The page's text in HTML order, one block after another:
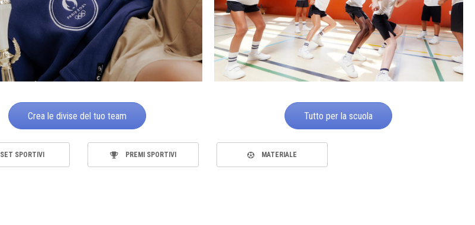
Crea le divise del tuo team Tutto per la scuola
SET SPORTIVI PREMI SPORTIVI MATERIALE